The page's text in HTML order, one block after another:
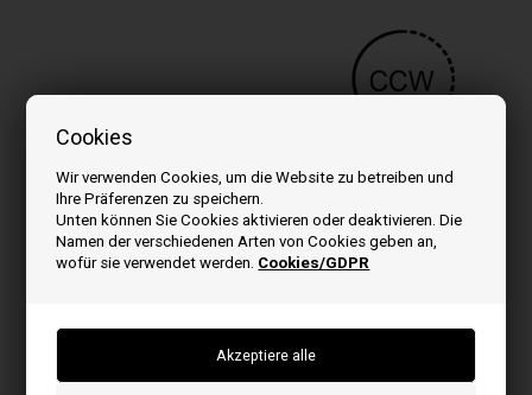
Cookies
Wir verwenden Cookies, um die Website zu betreiben und
Ihre Präferenzen zu speichern.
Unten können Sie Cookies aktivieren oder deaktivieren. Die
Namen der verschiedenen Arten von Cookies geben an,
wofür sie verwendet werden. Cookies/GDPR